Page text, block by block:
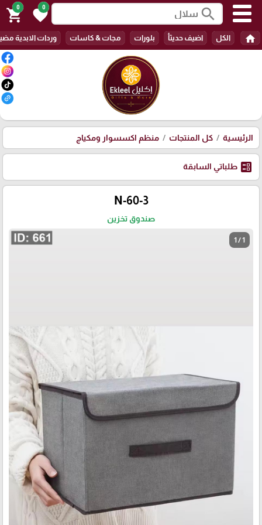
search
0
favorite
0
shopping_cart
home الكل اضيف حديثأ بلورات مجات & كاسات وردات الابدية
الرئيسية كل المنتجات منظم اكسسوار ومكياج
ballot طلباتي السابقة
N-60-3
صندوق تخزين
1 / 1